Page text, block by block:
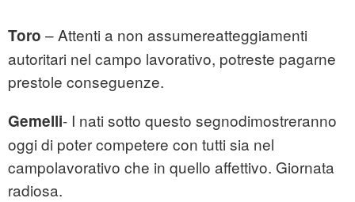
Toro – Attenti a non assumereatteggiamenti
autoritari nel campo lavorativo, potreste pagarne
prestole conseguenze.
Gemelli- I nati sotto questo segnodimostreranno
oggi di poter competere con tutti sia nel
campolavorativo che in quello affettivo. Giornata
radiosa.